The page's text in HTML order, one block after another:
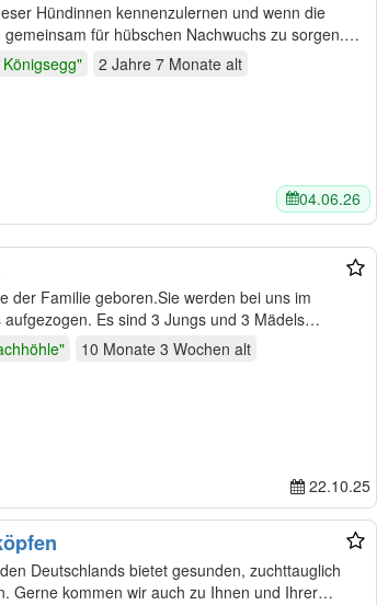
Hündinnen kennenzulernen und wenn die
für hübschen Nachwuchs zu sorgen.
2 Jahre 7 Monate alt
04.06.26
der Familie geboren.Sie werden bei uns im
Es sind 3 Jungs und 3 Mädels
10 Monate 3 Wochen alt
22.10.25
Deutschlands bietet gesunden, zuchttauglich
Gerne kommen wir auch zu Ihnen und Ihrer